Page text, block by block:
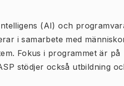
(AI) och
i samarbete med
Fokus i programmet är på
stödjer också utbildning